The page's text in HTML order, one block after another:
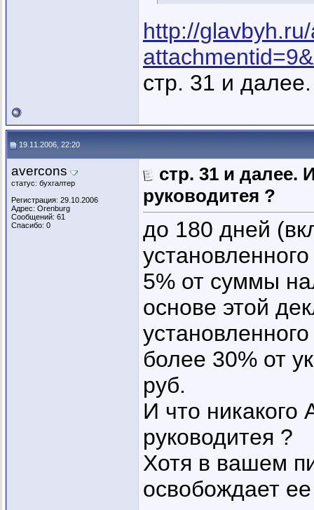
http://
стр. 31 и далее.
19.11.2006, 22:20
avercons
статус: бухгалтер
Регистрация: 29.10.2006
Адрес: Orenburg
Сообщений: 61
Спасибо: 0
стр. 31 и далее.
руководитея ?
до 180 дней
5% от суммы
основе этой
более 30% от
руб.
И что
руководитея ?
Хотя в вашем
освобождает